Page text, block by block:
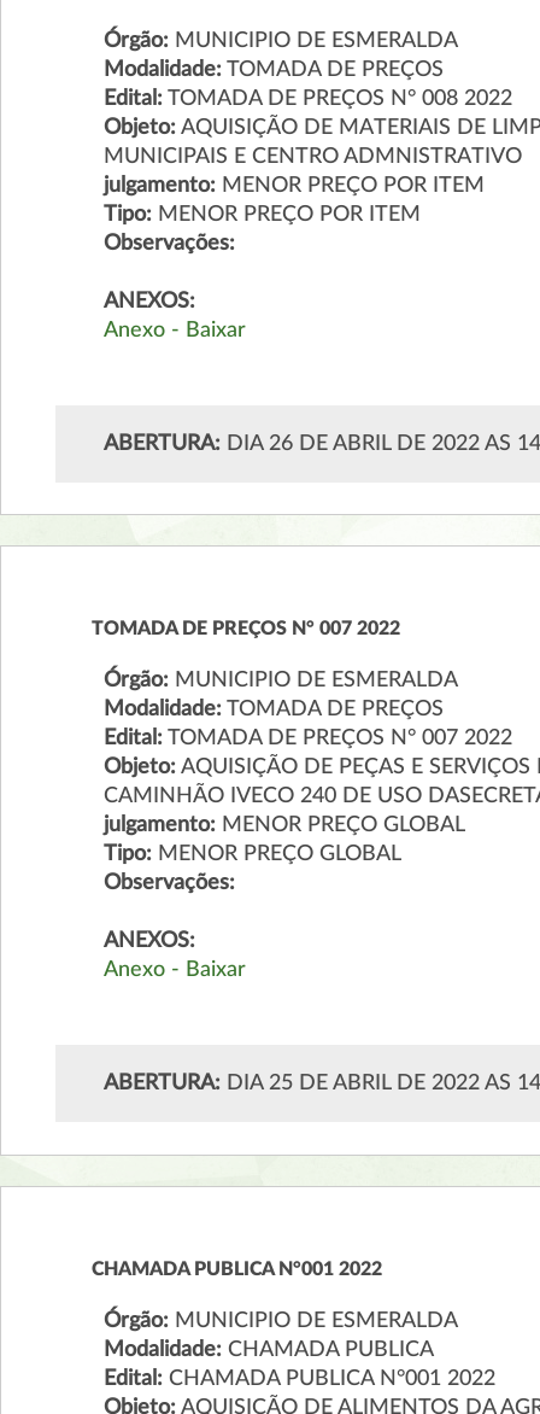
Órgão:MUNICIPIO DE ESMERALDA
Modalidade:TOMADA DE PREÇOS
Edital:TOMADA DE PREÇOS N° 008 2022
Objeto:AQUISIÇÃO DE MATERIAIS DE
MUNICIPAIS E CENTRO ADMNISTRATIVO
julgamento:MENOR PREÇO POR ITEM
Tipo:MENOR PREÇO POR ITEM
Observações:
ANEXOS:
Anexo - Baixar
ABERTURA:DIA 26 DE ABRIL DE 2022 AS
TOMADA DE PREÇOS N° 007 2022
Órgão:MUNICIPIO DE ESMERALDA
Modalidade:TOMADA DE PREÇOS
Edital:TOMADA DE PREÇOS N° 007 2022
Objeto:AQUISIÇÃO DE PEÇAS E
CAMINHÃO IVECO 240 DE USO
julgamento:MENOR PREÇO GLOBAL
Tipo:MENOR PREÇO GLOBAL
Observações:
ANEXOS:
Anexo - Baixar
ABERTURA:DIA 25 DE ABRIL DE 2022 AS
CHAMADA PUBLICA N°001 2022
Órgão:MUNICIPIO DE ESMERALDA
Modalidade:CHAMADA PUBLICA
Edital:CHAMADA PUBLICA N°001 2022
Objeto:AQUISIÇÃO DE ALIMENTOS DA